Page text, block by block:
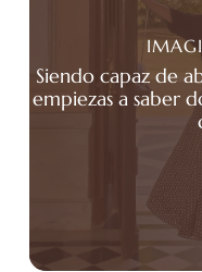
Siendo capaz de
empiezas a saber